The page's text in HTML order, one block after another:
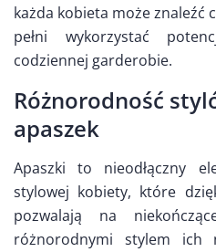
każda kobieta może znaleźć
pełni wykorzystać
codziennej garderobie.
Różnorodność
apaszek
Apaszki to nieodłączny
stylowej kobiety, które
pozwalają na
różnorodnymi stylem ich